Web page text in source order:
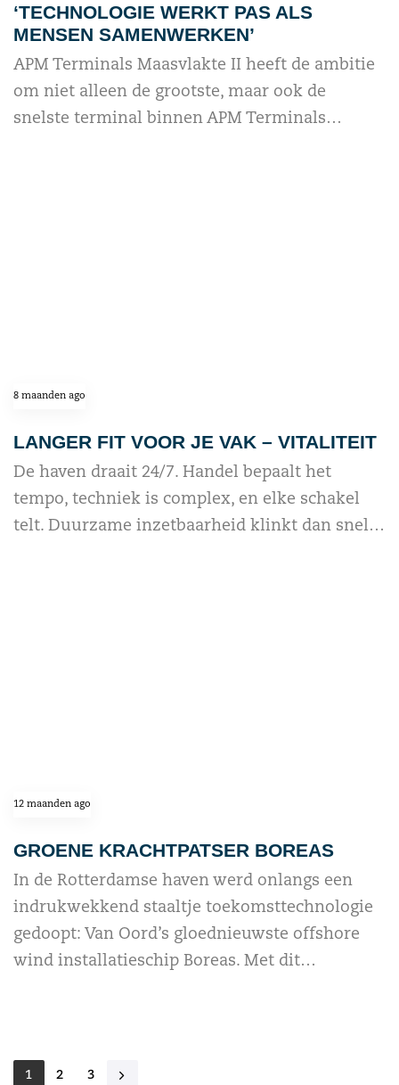
‘TECHNOLOGIE WERKT PAS ALS
MENSEN SAMENWERKEN’
APM Terminals Maasvlakte II heeft de ambitie
om niet alleen de grootste, maar ook de
snelste terminal binnen APM Terminals…
8 maanden ago
LANGER FIT VOOR JE VAK – VITALITEIT
De haven draait 24/7. Handel bepaalt het
tempo, techniek is complex, en elke schakel
telt. Duurzame inzetbaarheid klinkt dan snel…
12 maanden ago
GROENE KRACHTPATSER BOREAS
In de Rotterdamse haven werd onlangs een
indrukwekkend staaltje toekomsttechnologie
gedoopt: Van Oord’s gloednieuwste offshore
wind installatieschip Boreas. Met dit…
1 2 3